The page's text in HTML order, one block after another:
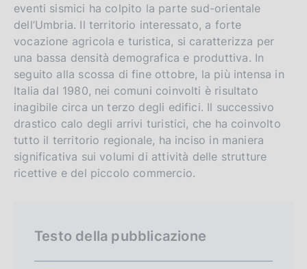
eventi sismici ha colpito la parte sud-orientale
dell’Umbria. Il territorio interessato, a forte
vocazione agricola e turistica, si caratterizza per
una bassa densità demografica e produttiva. In
seguito alla scossa di fine ottobre, la più intensa in
Italia dal 1980, nei comuni coinvolti è risultato
inagibile circa un terzo degli edifici. Il successivo
drastico calo degli arrivi turistici, che ha coinvolto
tutto il territorio regionale, ha inciso in maniera
significativa sui volumi di attività delle strutture
ricettive e del piccolo commercio.
Testo della pubblicazione